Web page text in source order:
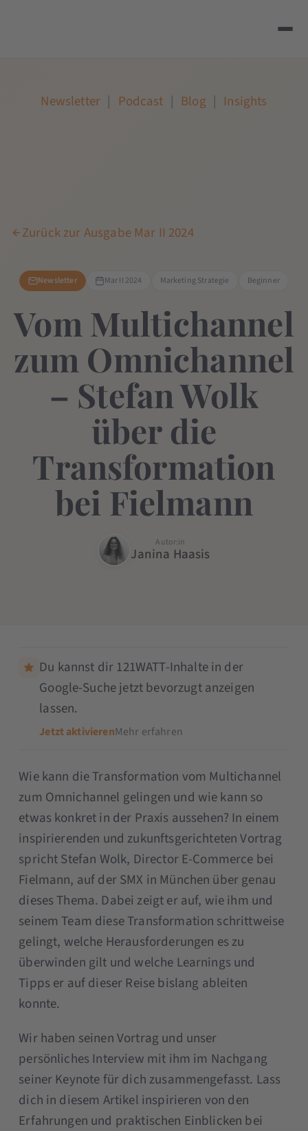
Newsletter | Podcast | Blog | Insights
Zurück zur Ausgabe Mar II 2024
Newsletter Mar II 2024 Marketing Strategie Beginner
Vom Multichannel
zum Omnichannel
– Stefan Wolk
über die
Transformation
bei Fielmann
Autor:in
Janina Haasis
Du kannst dir 121WATT-Inhalte in der
Google-Suche jetzt bevorzugt anzeigen
lassen.
Jetzt aktivierenMehr erfahren
Wie kann die Transformation vom Multichannel
zum Omnichannel gelingen und wie kann so
etwas konkret in der Praxis aussehen? In einem
inspirierenden und zukunftsgerichteten Vortrag
spricht Stefan Wolk, Director E-Commerce bei
Fielmann, auf der SMX in München über genau
dieses Thema. Dabei zeigt er auf, wie ihm und
seinem Team diese Transformation schrittweise
gelingt, welche Herausforderungen es zu
überwinden gilt und welche Learnings und
Tipps er auf dieser Reise bislang ableiten
konnte.
Wir haben seinen Vortrag und unser
persönliches Interview mit ihm im Nachgang
seiner Keynote für dich zusammengefasst. Lass
dich in diesem Artikel inspirieren von den
Erfahrungen und praktischen Einblicken bei